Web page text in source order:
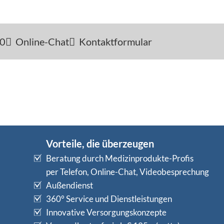
Online-Chat Kontaktformular
Vorteile, die überzeugen
Beratung durch Medizinprodukte-Profis
per Telefon, Online-Chat, Videobesprechung
Außendienst
360° Service und Dienstleistungen
Innovative Versorgungskonzepte